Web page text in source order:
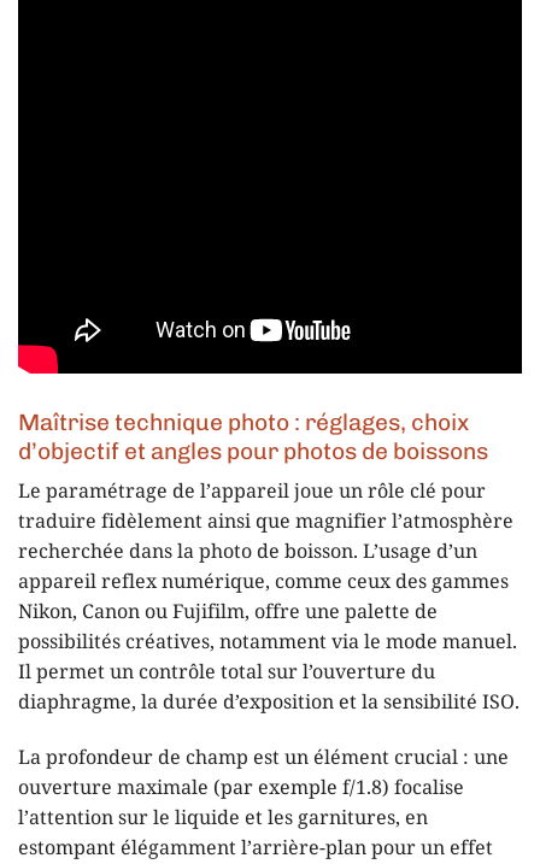
Maîtrise technique photo : réglages, choix
d’objectif et angles pour photos de boissons
Le paramétrage de l’appareil joue un rôle clé pour
traduire fidèlement ainsi que magnifier l’atmosphère
recherchée dans la photo de boisson. L’usage d’un
appareil reflex numérique, comme ceux des gammes
Nikon, Canon ou Fujifilm, offre une palette de
possibilités créatives, notamment via le mode manuel.
Il permet un contrôle total sur l’ouverture du
diaphragme, la durée d’exposition et la sensibilité ISO.
La profondeur de champ est un élément crucial : une
ouverture maximale (par exemple f/1.8) focalise
l’attention sur le liquide et les garnitures, en
estompant élégamment l’arrière-plan pour un effet